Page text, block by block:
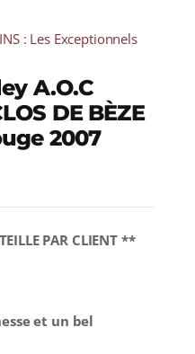
: Les Exceptionnels
A.O.C
DE BÈZE
2007
PAR CLIENT **
et un bel